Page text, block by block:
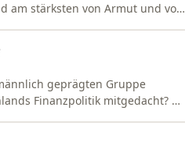
am stärksten von Armut und von
geprägten Gruppe
Finanzpolitik mitgedacht?